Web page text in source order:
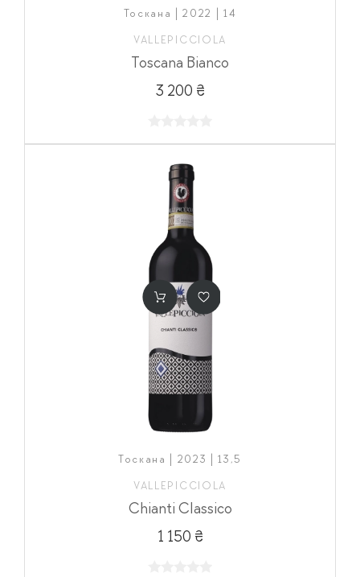
Тоскана | 2022 | 14
VALLEPICCIOLA
Toscana Bianco
3 200 ₴
Тоскана | 2023 | 13,5
VALLEPICCIOLA
Chianti Classico
1 150 ₴